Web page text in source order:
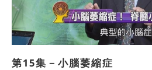
第15集－小腦萎縮症